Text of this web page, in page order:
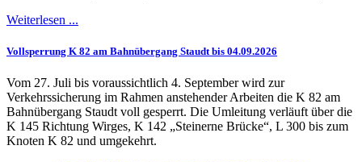
Weiterlesen ...
Vollsperrung K 82 am Bahnübergang Staudt bis 04.09.2026
Vom 27. Juli bis voraussichtlich 4. September wird zur
Verkehrssicherung im Rahmen anstehender Arbeiten die K 82 am
Bahnübergang Staudt voll gesperrt. Die Umleitung verläuft über die
K 145 Richtung Wirges, K 142 „Steinerne Brücke“, L 300 bis zum
Knoten K 82 und umgekehrt.